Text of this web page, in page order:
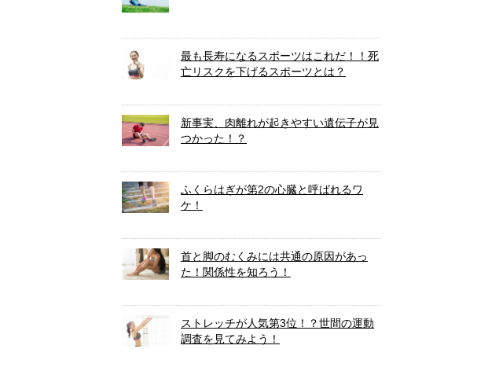
最も長寿になるスポーツはこれだ！！死
亡リスクを下げるスポーツとは？
新事実、肉離れが起きやすい遺伝子が見
つかった！？
ふくらはぎが第2の心臓と呼ばれるワ
ケ！
首と脚のむくみには共通の原因があっ
た！関係性を知ろう！
ストレッチが人気第3位！？世間の運動
調査を見てみよう！